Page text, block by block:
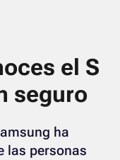
el S
seguro
ha
las personas